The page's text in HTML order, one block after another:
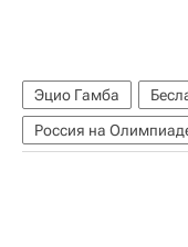
Эцио Гамба
Россия на